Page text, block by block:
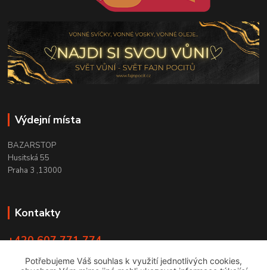
Výdejní místa
BAZARSTOP
Husitská 55
Praha 3 ,13000
Kontakty
+420 607 771 774
Potřebujeme Váš souhlas k využití jednotlivých cookies,